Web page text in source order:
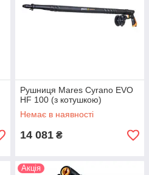
Рушниця Mares Cyrano EVO
HF 100 (з котушкою)
Немає в наявності
14 081 ₴
Акція